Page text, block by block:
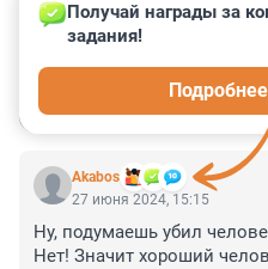
Akabos
Получай награды за
задания!
27 июня 2024, 15:15
Ну, подумаешь убил
Нет! Значит хороший